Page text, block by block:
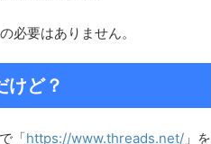
必要はありません。
けど？
「https://www.threads.net/ 」を